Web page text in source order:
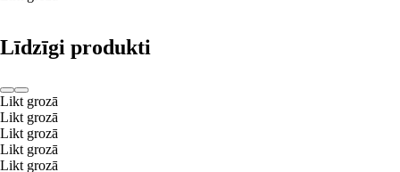
Līdzīgi produkti
Likt grozā
Likt grozā
Likt grozā
Likt grozā
Likt grozā